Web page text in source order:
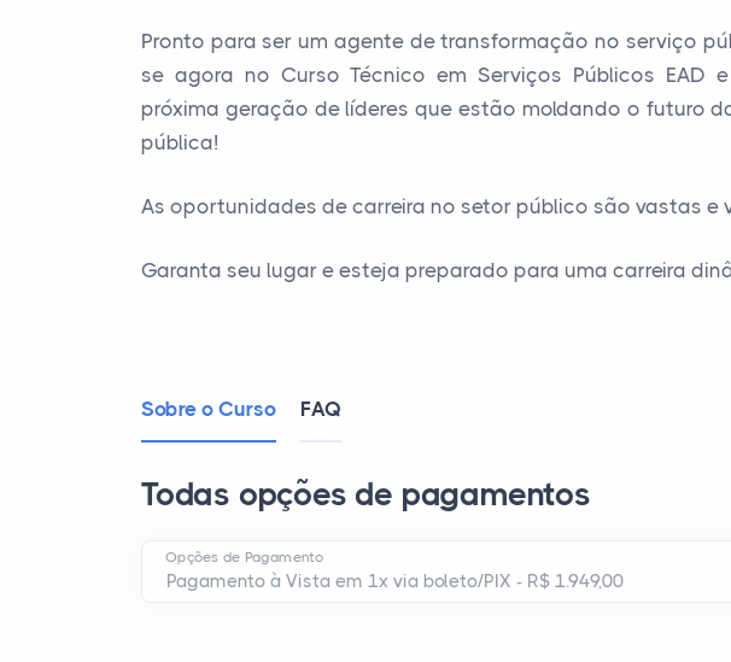
Pronto para ser um agente de transformação no serviço
se agora no Curso Técnico em Serviços Públicos EAD
próxima geração de líderes que estão moldando o futuro
pública!
As oportunidades de carreira no setor público são vastas e
Garanta seu lugar e esteja preparado para uma carreira
Sobre o Curso FAQ
Todas opções de pagamentos
Opções de Pagamento